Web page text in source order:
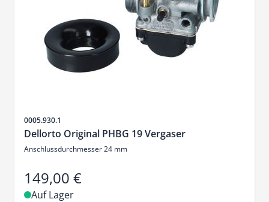
Artikelnr.
0005.930.1
Dellorto Original PHBG 19 Vergaser
Anschlussdurchmesser 24 mm
149,00 €
Auf Lager